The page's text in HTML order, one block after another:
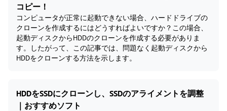
コピー！
コンピュータが正常に起動できない場合、ハードドライブの
クローンを作成するにはどうすればよいですか？この場合、
起動ディスクからHDDのクローンを作成する必要がありま
す。したがって、この記事では、問題なく起動ディスクから
HDDをクローンする方法を示します。
HDDをSSDにクローンし、SSDのアライメントを調整
｜おすすめソフト